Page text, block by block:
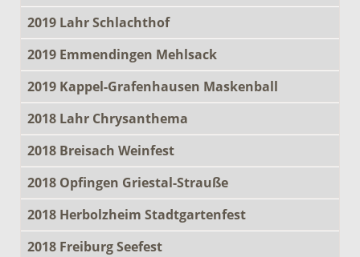
2019 Lahr Schlachthof
2019 Emmendingen Mehlsack
2019 Kappel-Grafenhausen Maskenball
2018 Lahr Chrysanthema
2018 Breisach Weinfest
2018 Opfingen Griestal-Strauße
2018 Herbolzheim Stadtgartenfest
2018 Freiburg Seefest